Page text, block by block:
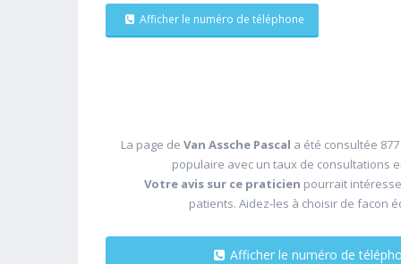
Afficher le numéro de téléphone
La page deVan Assche Pascal a été consultée
populaire avec un taux de consultations
Votre avis sur ce praticien pourrait
patients. Aidez-les à choisir de facon
Afficher le numéro de